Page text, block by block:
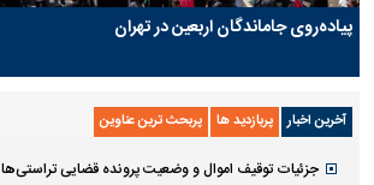
پیاده‌روی جاماندگان اربعین در تهران
آخرین اخبار پربازدید ها پربحث ترین عناوین
جزئیات توقیف اموال و وضعیت پرونده قضایی تراستی‌ها